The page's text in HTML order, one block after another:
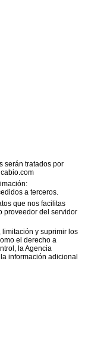
serán tratados por
a terceros.
que nos facilitas
proveedor del servidor
limitación y suprimir los
el derecho a
la Agencia
información adicional